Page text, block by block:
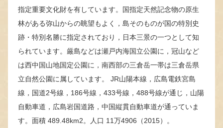
指定重要文化財を有しています。国指定天然記念物の原生
林がある弥山からの眺望もよく，島そのものが国の特別史
跡・特別名勝に指定されており，日本三景の一つとして知
られています。厳島などは瀬戸内海国立公園に，冠山など
は西中国山地国定公園に，南西部の三倉岳一帯は三倉岳県
立自然公園に属しています。 JR山陽本線，広島電鉄宮島
線，国道2号線，186号線，433号線，488号線が通じ，山陽
自動車道，広島岩国道路，中国縦貫自動車道が通っていま
す。面積 489.48km2。人口 11万4906（2015）。